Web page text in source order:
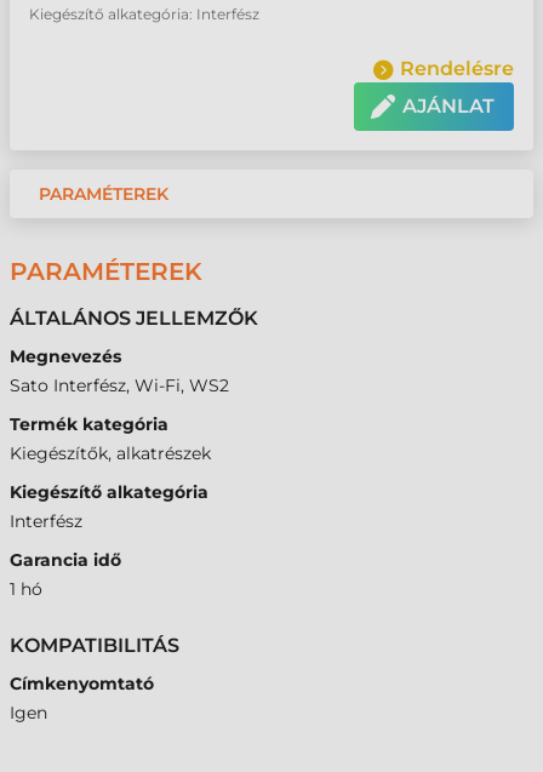
Kiegészítő alkategória: Interfész
Rendelésre
AJÁNLAT
PARAMÉTEREK
PARAMÉTEREK
ÁLTALÁNOS JELLEMZŐK
Megnevezés
Sato Interfész, Wi-Fi, WS2
Termék kategória
Kiegészítők, alkatrészek
Kiegészítő alkategória
Interfész
Garancia idő
1 hó
KOMPATIBILITÁS
Címkenyomtató
Igen